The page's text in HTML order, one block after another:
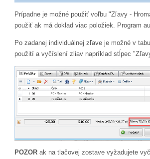
Prípadne je možné použiť voľbu "Zľavy -
použiť ak má doklad viac položiek. Program
Po zadanej individuálnej zľave je možné v
použití a vyčíslení zliav napríklad stĺpec
POZOR ak na tlačovej zostave vyžadujete